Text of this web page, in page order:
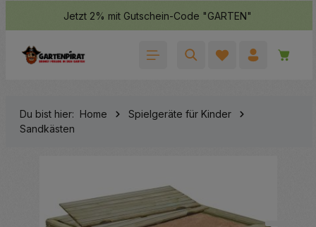
springenJetzt 2% mit Gutschein-Code "GARTEN"
Du bist hier: Home
Spielgeräte für Kinder
Sandkästen